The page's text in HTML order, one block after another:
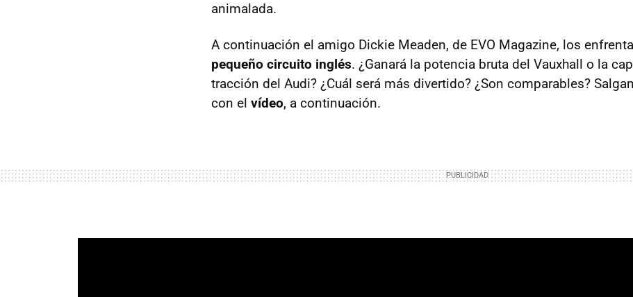
animalada.
A continuación el amigo Dickie Meaden, de EVO Magazine, los
pequeño circuito inglés. ¿Ganará la potencia bruta del Vauxhall o la
tracción del Audi? ¿Cuál será más divertido? ¿Son comparables?
con el vídeo, a continuación.